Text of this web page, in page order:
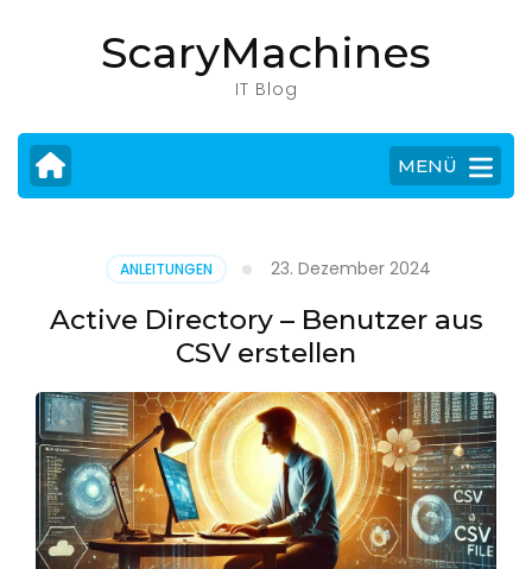
drücken)
ScaryMachines
IT Blog
MENÜ
ANLEITUNGEN 23. Dezember 2024
Active Directory – Benutzer aus
CSV erstellen